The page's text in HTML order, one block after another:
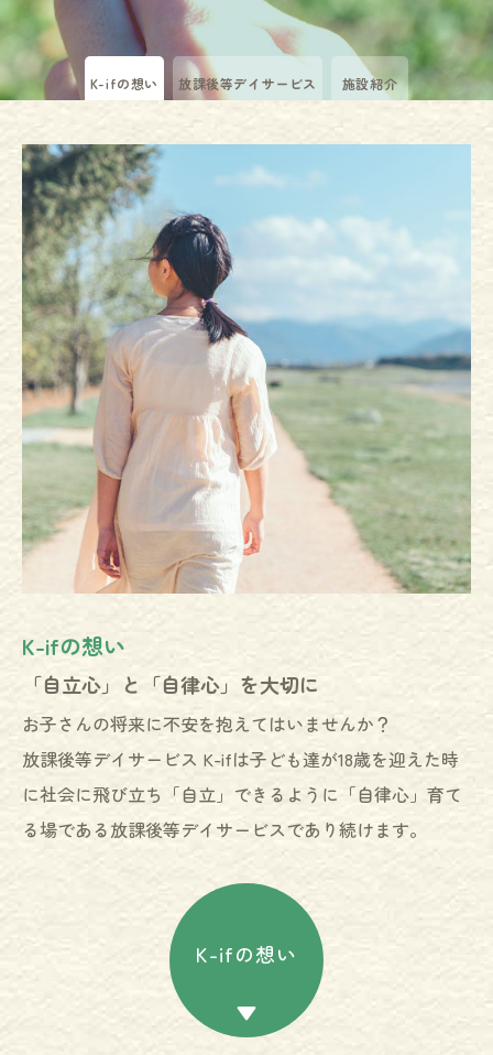
K-ifの想い 放課後等デイサービス 施設紹介
K-ifの想い
「自立心」と「自律心」を大切に
お子さんの将来に不安を抱えてはいませんか？
放課後等デイサービス K-ifは子ども達が18歳を迎えた時
に社会に飛び立ち「自立」できるように「自律心」育て
る場である放課後等デイサービスであり続けます。
K-ifの想い
放課後等デイサービス
子ども達と真剣に向き合います
放課後等デイサービスでは、子どもたちのための「まな
び」と「あそび」の体験を提供しています。工作やミニ
ゲーム、体育づくりや料理などさくさんのプログラムを
スタッフと一緒に行います。失敗しても大丈夫です。な
ぜ、失敗したのか、どうしたら次はうまくいくのか一緒
放課後等デ
イサービス
施設紹介
子ども達のためのデイサービス
施設では、担当のスタッフがしっかりとお子さんをサポ
ートします。施設の利用に関しては、ご利用方法・ご利
用の流れなどご確認の上、お気軽にお問い合わせ下さ
い。
施設紹介